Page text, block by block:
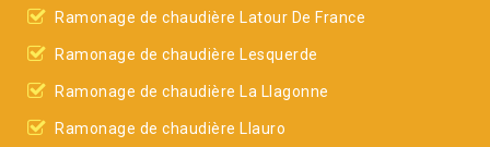
Ramonage de chaudière Latour De France
Ramonage de chaudière Lesquerde
Ramonage de chaudière La Llagonne
Ramonage de chaudière Llauro